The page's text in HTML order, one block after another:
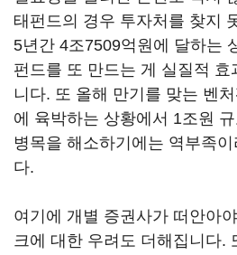
태펀드의 경우 투자처를 찾지
5년간 4조7509억원에 달하는
펀드를 또 만드는 게 실질적 효
니다. 또 올해 만기를 맞는 벤
에 육박하는 상황에서 1조원
병목을 해소하기에는 역부족이
다.
여기에 개별 증권사가 떠안아
크에 대한 우려도 더해집니다.